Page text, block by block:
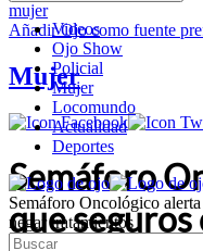
Videos
Ojo Show
Policial
Mujer
Locomundo
Actualidad
Deportes
Semáforo Oncológico
negar tratamientos
mujer
AñadirOjocomo fuente
Mujer
Semáforo
que